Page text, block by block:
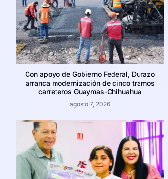
Con apoyo de Gobierno Federal, Durazo
arranca modernización de cinco tramos
carreteros Guaymas-Chihuahua
agosto 7, 2026